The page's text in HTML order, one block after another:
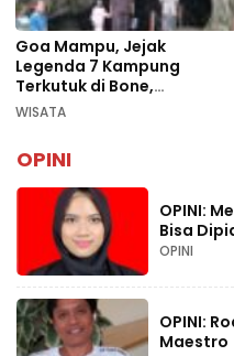
Goa Mampu, Jejak
Legenda 7 Kampung
Terkutuk di Bone,
Rekomendasi Liburan
WISATA
OPINI
OPINI:
Bisa
OPINI
OPINI:
Maestro